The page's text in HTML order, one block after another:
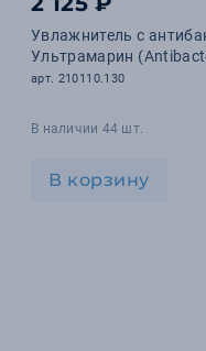
Увлажнитель с
Ультрамарин
арт. 210110.130
В наличии 44 шт.
В корзину